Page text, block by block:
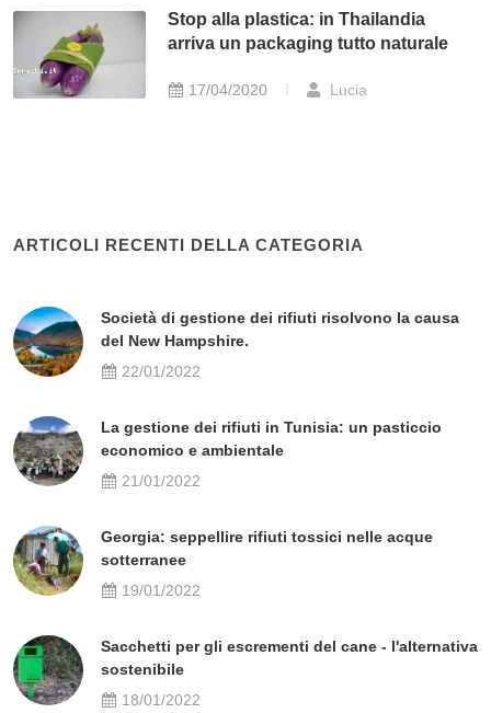
Stop alla plastica: in Thailandia
arriva un packaging tutto naturale
17/04/2020 Lucia
ARTICOLI RECENTI DELLA CATEGORIA
Società di gestione dei rifiuti risolvono la causa
del New Hampshire.
22/01/2022
La gestione dei rifiuti in Tunisia: un pasticcio
economico e ambientale
21/01/2022
Georgia: seppellire rifiuti tossici nelle acque
sotterranee
19/01/2022
Sacchetti per gli escrementi del cane - l'alternativa
sostenibile
18/01/2022